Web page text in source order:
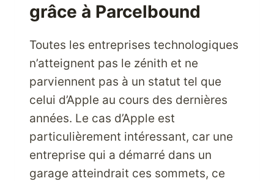
LE
CLIENT
AUX
ÉTATS-
UNIS
ET
VOS
PRODUITS
À
BAS
grâce à Parcelbound
Toutes les entreprises technologiques
n’atteignent pas le zénith et ne
parviennent pas à un statut tel que
celui d’Apple au cours des dernières
années. Le cas d’Apple est
particulièrement intéressant, car une
entreprise qui a démarré dans un
garage atteindrait ces sommets, ce